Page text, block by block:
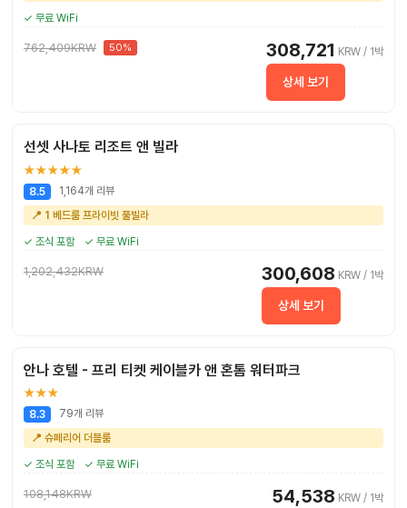
✓ 무료 WiFi
762,409KRW 50% 308,721 KRW / 1박
상세 보기
선셋 사나토 리조트 앤 빌라
★★★★★
8.5
1,164개 리뷰
📍 1 베드룸 프라이빗 풀빌라
✓ 조식 포함 ✓ 무료 WiFi
1,202,432KRW 300,608 KRW / 1박
상세 보기
안나 호텔 - 프리 티켓 케이블카 앤 혼톰 워터파크
★★★
8.3
79개 리뷰
📍 슈페리어 더블룸
✓ 조식 포함 ✓ 무료 WiFi
108,148KRW 54,538 KRW / 1박